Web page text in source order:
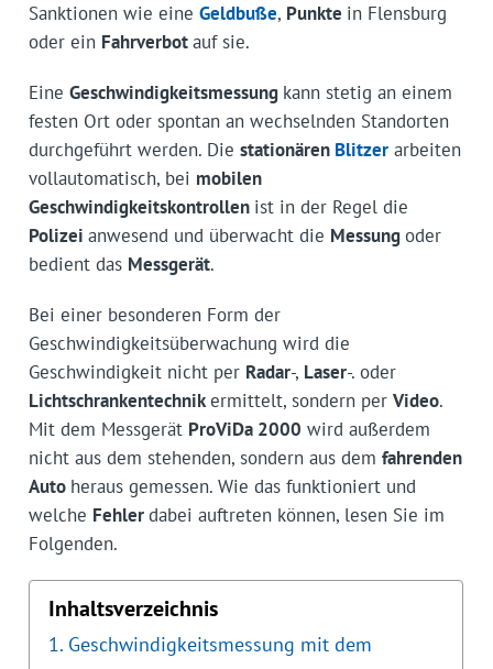
Sanktionen wie eine Geldbuße, Punkte in Flensburg
oder ein Fahrverbotauf sie.
Eine Geschwindigkeitsmessung kann stetig an einem
festen Ort oder spontan an wechselnden Standorten
durchgeführt werden. Die stationären Blitzerarbeiten
vollautomatisch, bei mobilen
Geschwindigkeitskontrollen ist in der Regel die
Polizei anwesend und überwacht die Messungoder
bedient das Messgerät.
Bei einer besonderen Form der
Geschwindigkeitsüberwachung wird die
Geschwindigkeit nicht per Radar-, Laser-. oder
Lichtschrankentechnikermittelt, sondern per Video.
Mit dem Messgerät ProViDa 2000 wird außerdem
nicht aus dem stehenden, sondern aus dem fahrenden
Auto heraus gemessen. Wie das funktioniert und
welche Fehlerdabei auftreten können, lesen Sie im
Folgenden.
Inhaltsverzeichnis
Geschwindigkeitsmessung mit dem